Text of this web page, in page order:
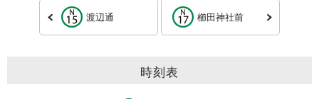
渡辺通 櫛田神社前
時刻表